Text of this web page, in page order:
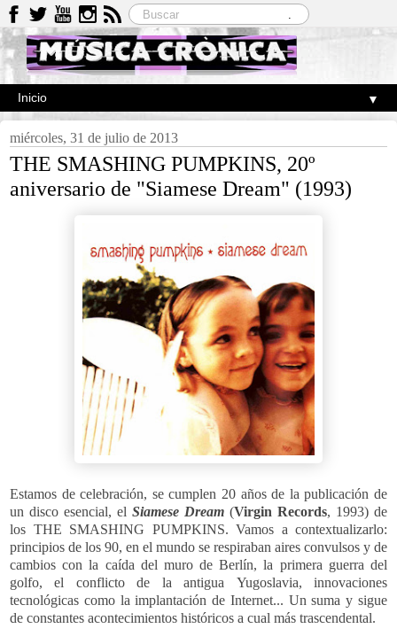
▼
miércoles, 31 de julio de 2013
THE SMASHING PUMPKINS, 20º
aniversario de "Siamese Dream" (1993)
Estamos de celebración, se cumplen 20 años de la publicación de
un disco esencial, el Siamese Dream (Virgin Records, 1993) de
los THE SMASHING PUMPKINS. Vamos a contextualizarlo:
principios de los 90, en el mundo se respiraban aires convulsos y de
cambios con la caída del muro deBerlín, la primera guerra del
golfo, el conflicto de la antigua Yugoslavia, innovaciones
tecnológicas como la implantación de Internet... Un suma y sigue
de constantes acontecimientos históricos a cual más trascendental.